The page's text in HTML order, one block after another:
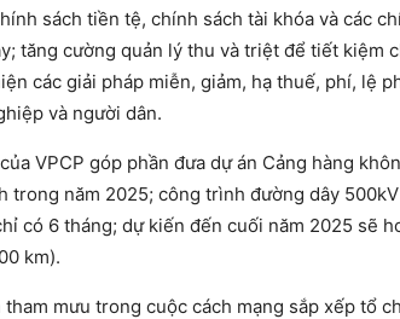
sách tiền tệ, chính sách tài khóa và các
tăng cường quản lý thu và triệt để tiết kiệm
các giải pháp miễn, giảm, hạ thuế, phí, lệ
và người dân.
VPCP góp phần đưa dự án Cảng hàng
trong năm 2025; công trình đường dây
có 6 tháng; dự kiến đến cuối năm 2025 sẽ
km).
tham mưu trong cuộc cách mạng sắp xếp tổ